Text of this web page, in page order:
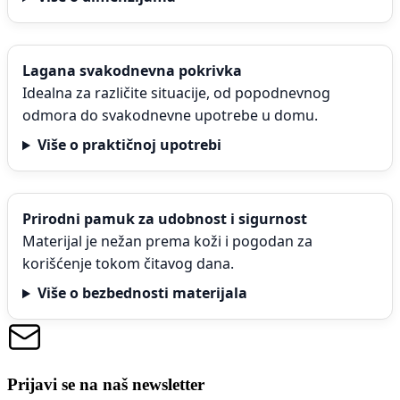
Lagana svakodnevna pokrivka
Idealna za različite situacije, od popodnevnog
odmora do svakodnevne upotrebe u domu.
Više o praktičnoj upotrebi
Prirodni pamuk za udobnost i sigurnost
Materijal je nežan prema koži i pogodan za
korišćenje tokom čitavog dana.
Više o bezbednosti materijala
Prijavi se na naš newsletter